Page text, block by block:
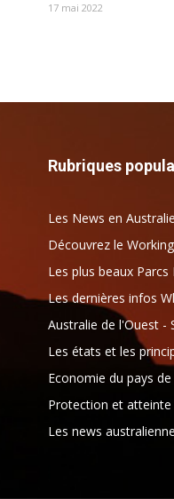
17 mai 2022
Rubriques
Les News en Australie
Découvrez le
Les plus beaux
Les dernières infos
Australie de l'Ouest -
Les états et les
Economie du pays
Protection et
Les news